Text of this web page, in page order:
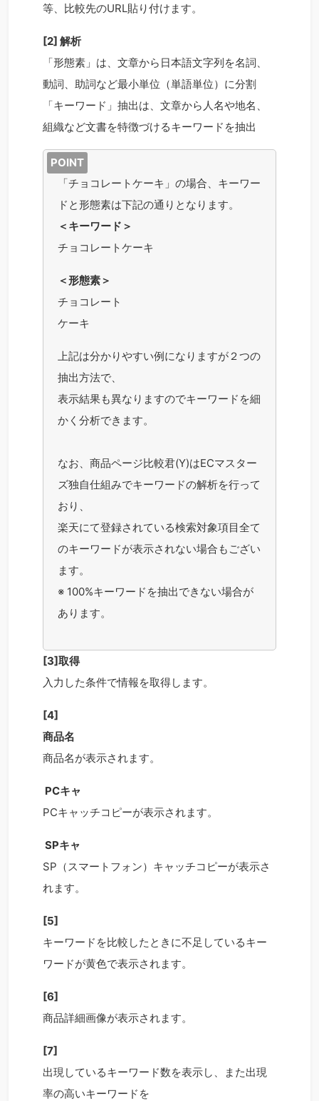
等、比較先のURL貼り付けます。
[2] 解析
「形態素」は、文章から日本語文字列を名詞、
動詞、助詞など最小単位（単語単位）に分割
「キーワード」抽出は、文章から人名や地名、
組織など文書を特徴づけるキーワードを抽出
「チョコレートケーキ」の場合、キーワー
ドと形態素は下記の通りとなります。
＜キーワード＞
チョコレートケーキ
＜形態素＞
チョコレート
ケーキ
上記は分かりやすい例になりますが２つの
抽出方法で、
表示結果も異なりますのでキーワードを細
かく分析できます。
なお、商品ページ比較君(Y)はECマスター
ズ独自仕組みでキーワードの解析を行って
おり、
楽天にて登録されている検索対象項目全て
のキーワードが表示されない場合もござい
ます。
※ 100%キーワードを抽出できない場合が
あります。
[3]取得
入力した条件で情報を取得します。
[4]
商品名
商品名が表示されます。
PCキャ
PCキャッチコピーが表示されます。
SPキャ
SP（スマートフォン）キャッチコピーが表示さ
れます。
[5]
キーワードを比較したときに不足しているキー
ワードが黄色で表示されます。
[6]
商品詳細画像が表示されます。
[7]
出現しているキーワード数を表示し、また出現
率の高いキーワードを